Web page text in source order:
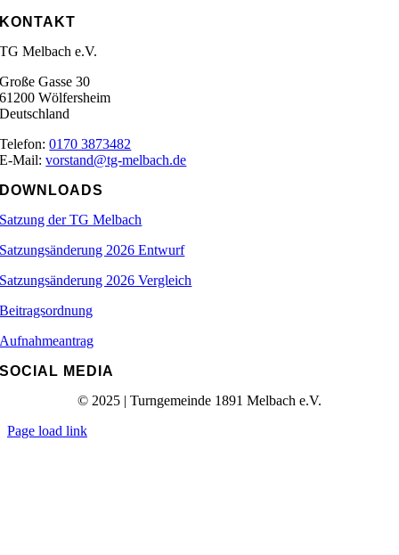
KONTAKT
TG Melbach e.V.
Große Gasse 30
61200 Wölfersheim
Deutschland
Telefon:0170 3873482
E-Mail:vorstand@tg-melbach.de
DOWNLOADS
Satzung der TG Melbach
Satzungsänderung 2026 Entwurf
Satzungsänderung 2026 Vergleich
Beitragsordnung
Aufnahmeantrag
SOCIAL MEDIA
© 2025 | Turngemeinde 1891 Melbach e.V.
Page load link